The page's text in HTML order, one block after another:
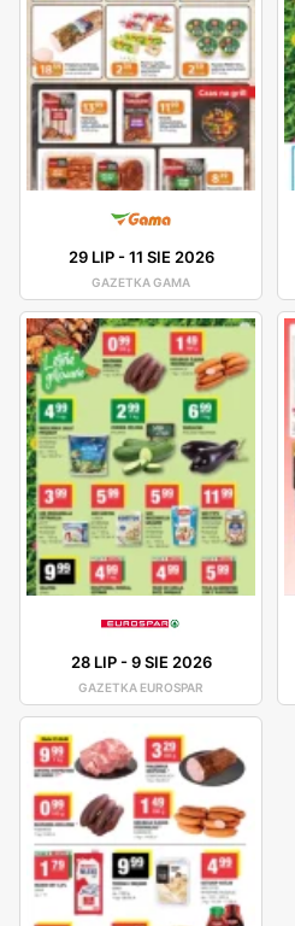
29 LIP-11 SIE 2026
GAZETKA GAMA
28 LIP-9 SIE 2026
GAZETKA EUROSPAR